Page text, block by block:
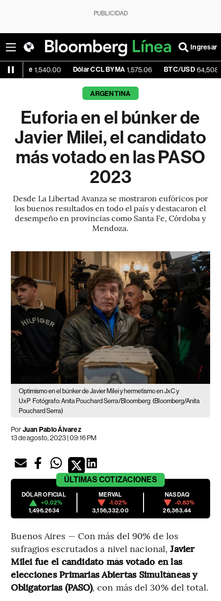
PUBLICIDAD
Ingresar
1,540.00 Dólar CCL BYMA 1,575.06 BTC/USD 64,508.30 -
ARGENTINA
Euforia en el búnker de
Javier Milei, el candidato
más votado en las PASO
2023
Desde La Libertad Avanza se mostraron eufóricos por
los buenos resultados en todo el país y destacaron el
desempeño en provincias como Santa Fe, Córdoba y
Mendoza.
Optimismo en el búnker de Javier Milei y hermetismo en JxC y
UxP Fotógrafo: Anita Pouchard Serra/Bloomberg (Bloomberg/Anita
Pouchard Serra)
PorJuan Pablo Álvarez
13 de agosto, 2023 | 09:16 PM
ÚLTIMAS COTIZACIONES
DÓLAR OFICIAL
+0.02%
1,496.2634
MERVAL
-1.02%
3,156,332.00
NASDAQ
-0.83%
26,363.44
Buenos Aires — Con más del 90% de los
sufragios escrutados a nivel nacional,Javier
Milei fue el candidato más votado en las
elecciones Primarias Abiertas Simultáneas y
Obligatorias (PASO), con más del 30% del total.